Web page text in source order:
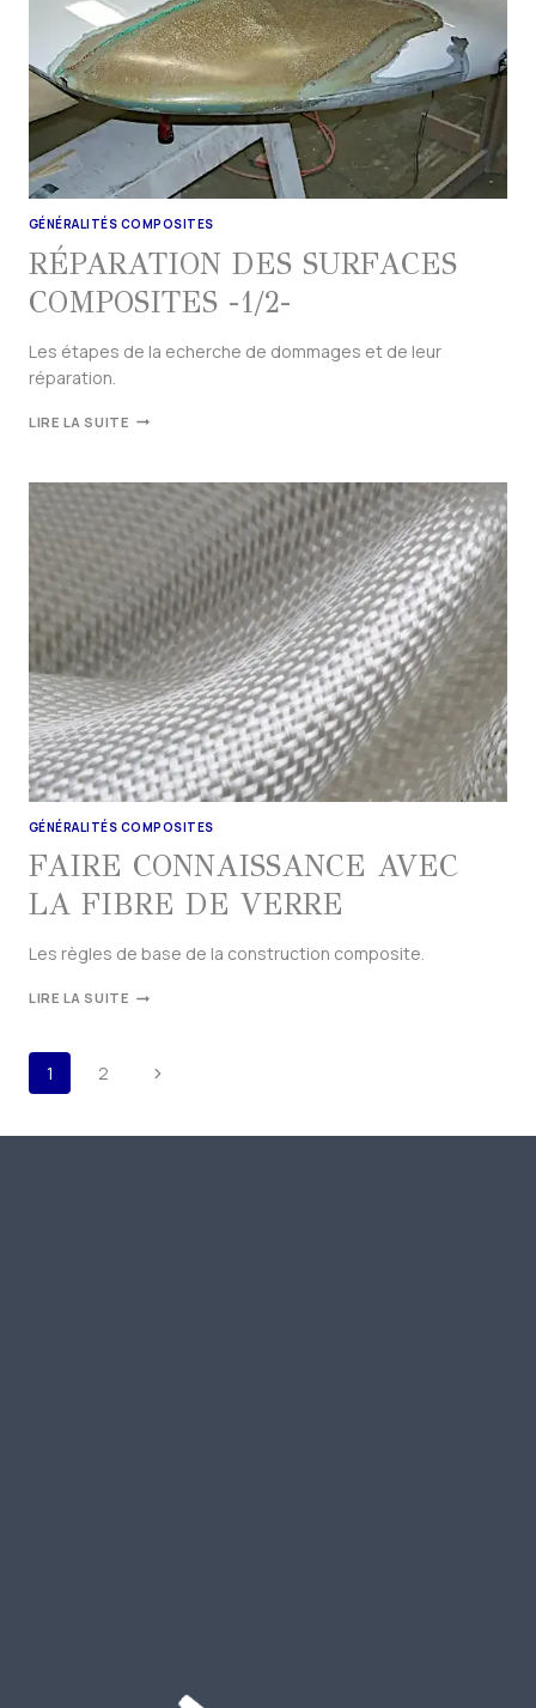
GÉNÉRALITÉS COMPOSITES
RÉPARATION DES SURFACES
COMPOSITES -1/2-
Les étapes de la echerche de dommages et de leur
réparation.
LIRE LA SUITE
GÉNÉRALITÉS COMPOSITES
FAIRE CONNAISSANCE AVEC
LA FIBRE DE VERRE
Les règles de base de la construction composite.
LIRE LA SUITE
1 2